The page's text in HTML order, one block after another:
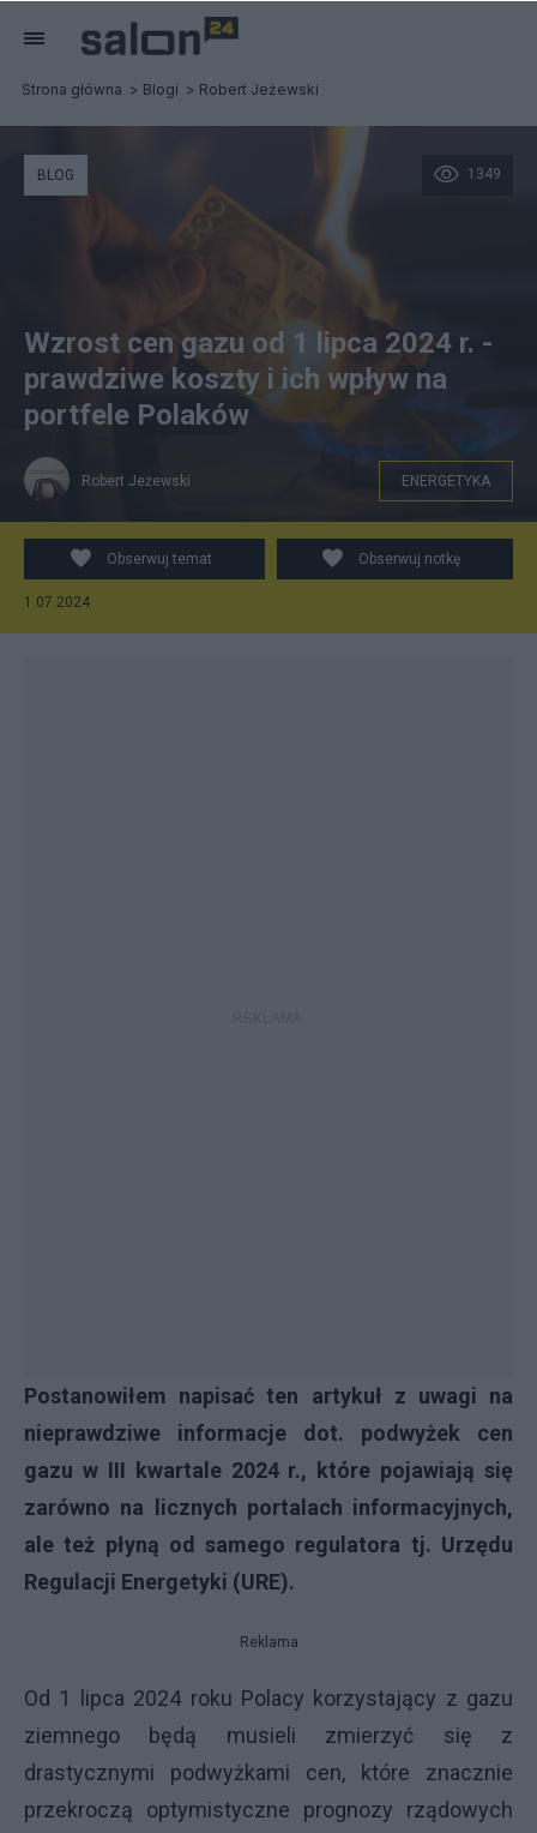
Strona główna Blogi Robert Jeżewski
Źródło: Canva.com
1349
BLOG
Wzrost cen gazu od 1 lipca 2024 r. -
prawdziwe koszty i ich wpływ na
portfele Polaków
Robert Jeżewski ENERGETYKA
Obserwuj temat Obserwuj notkę
1.07.2024
Postanowiłem napisać ten artykuł z uwagi na
nieprawdziwe informacje dot. podwyżek cen
gazu w III kwartale 2024 r., które pojawiają się
zarówno na licznych portalach informacyjnych,
ale też płyną od samego regulatora tj. Urzędu
Regulacji Energetyki (URE).
Reklama
Od 1 lipca 2024 roku Polacy korzystający z gazu
ziemnego będą musieli zmierzyć się z
drastycznymi podwyżkami cen, które znacznie
przekroczą optymistyczne prognozy rządowych